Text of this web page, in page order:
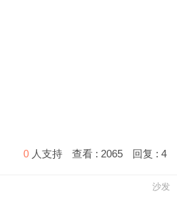
0 人支持 查看 : 2065 回复 : 4
沙发